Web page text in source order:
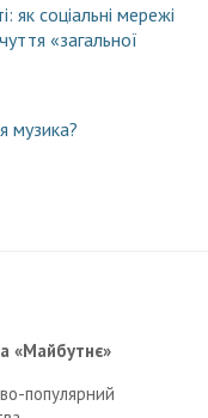
як соціальні мережі
«загальної
музика?
«Майбутнє»
популярний